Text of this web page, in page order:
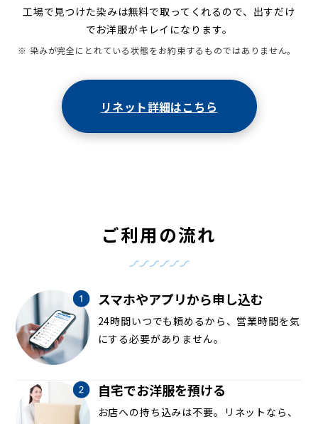
工場で見つけた染みは無料で取ってくれるので、出すだけ
でお洋服がキレイになります。
※ 染みが完全にとれている状態をお約束するものではありません。
リネット詳細はこちら
ご利用の流れ
スマホやアプリから申し込む
24時間いつでも頼めるから、営業時間を気
にする必要がありません。
自宅でお洋服を預ける
お店への持ち込みは不要。リネットなら、